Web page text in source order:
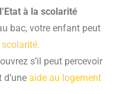
à la scolarité
bac, votre enfant peut
s’il peut percevoir
aide au logement